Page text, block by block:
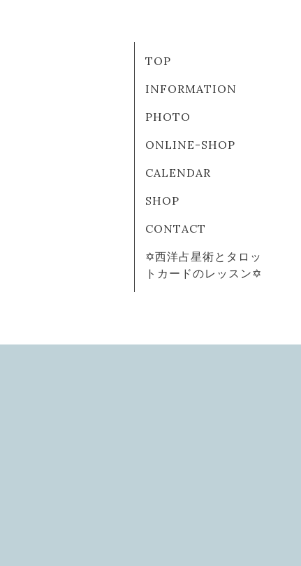
TOP
INFORMATION
PHOTO
ONLINE-SHOP
CALENDAR
SHOP
CONTACT
✡西洋占星術とタロッ
トカードのレッスン✡